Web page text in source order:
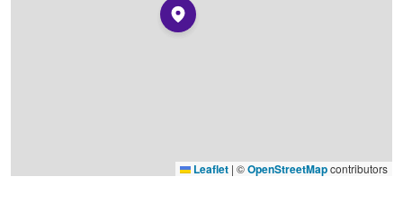
Leaflet | ©OpenStreetMapcontributors